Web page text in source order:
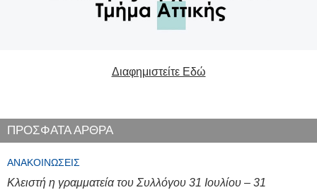
Διαφημιστείτε Εδώ
ΠΡΟΣΦΑΤΑ ΑΡΘΡΑ
ΑΝΑΚΟΙΝΏΣΕΙΣ
Κλειστή η γραμματεία του Συλλόγου 31 Ιουλίου – 31